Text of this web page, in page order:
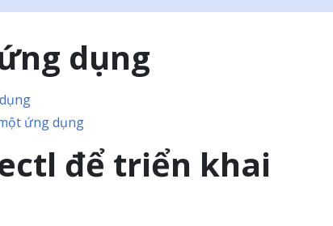
dụng
ứng dụng
để triển khai